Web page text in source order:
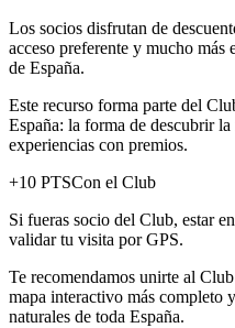
Los socios disfrutan de
acceso preferente y mucho
de España.
Este recurso forma parte del
España: la forma de descubrir
experiencias con premios.
+10 PTSCon el Club
Si fueras socio del Club, estar
validar tu visita por GPS.
Te recomendamos unirte al
mapa interactivo más completo
naturales de toda España.